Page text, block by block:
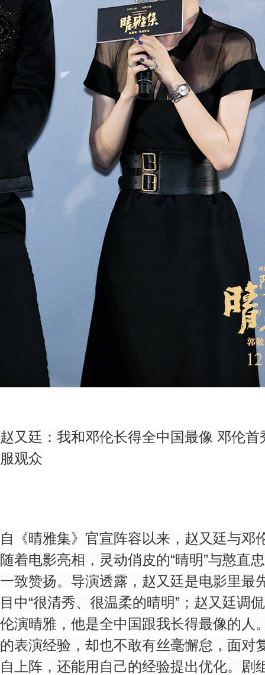
赵又廷：我和邓伦长得全中国最像 邓伦首
服观众
自《晴雅集》官宣阵容以来，赵又廷与邓
随着电影亮相，灵动俏皮的“晴明”与憨直
一致赞扬。导演透露，赵又廷是电影里最
目中“很清秀、很温柔的晴明”；赵又廷调
伦演晴雅，他是全中国跟我长得最像的人
的表演经验，却也不敢有丝毫懈怠，面对
自上阵，还能用自己的经验提出优化。剧